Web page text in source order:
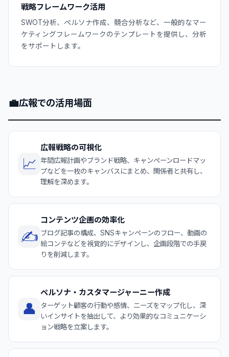
戦略フレームワーク活用
SWOT分析、ペルソナ作成、競合分析など、一般的なマー
ケティングフレームワークのテンプレートを提供し、分析
をサポートします。
💼広報での活用場面
📈
広報戦略の可視化
年間広報計画やブランド戦略、キャンペーンロードマッ
プなどを一枚のキャンバスにまとめ、関係者と共有し、
理解を深めます。
✍️
コンテンツ企画の効率化
ブログ記事の構成、SNSキャンペーンのフロー、動画の
絵コンテなどを視覚的にデザインし、企画段階での手戻
りを削減します。
👤
ペルソナ・カスタマージャーニー作成
ターゲット顧客の行動や感情、ニーズをマップ化し、深
いインサイトを抽出して、より効果的なコミュニケーシ
ョン戦略を立案します。